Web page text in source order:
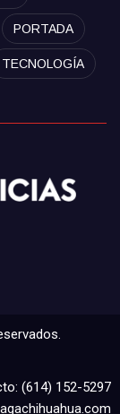
PORTADA
TECNOLOGÍA
(614) 152-5297